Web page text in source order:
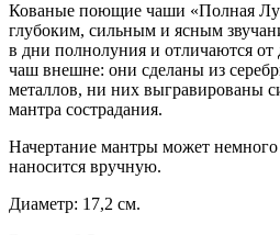
Кованые поющие чаши «Полная
глубоким, сильным и ясным
в дни полнолуния и отличаются
чаш внешне: они сделаны из
металлов, ни них выгравированы
мантра сострадания.
Начертание мантры может немного
наносится вручную.
Диаметр: 17,2 см.